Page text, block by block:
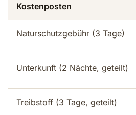
Kostenposten
Naturschutzgebühr (3 Tage)
Unterkunft (2 Nächte, geteilt)
Treibstoff (3 Tage, geteilt)